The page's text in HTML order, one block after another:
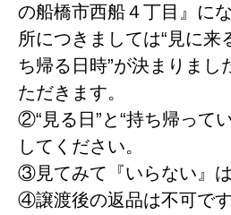
の船橋市西船４丁目』に
所につきましては“見に来
ち帰る日時”が決まりまし
ただきます。
②“見る日”と“持ち帰って
してください。
③見てみて『いらない』は
④譲渡後の返品は不可です